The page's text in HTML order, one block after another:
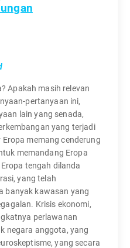
Apakah masih relevan
pertanyaan ini,
lain yang senada,
yang terjadi
memang cenderung
memandang Eropa
tengah dilanda
yang telah
banyak kawasan yang
Krisis ekonomi,
perlawanan
negara anggota, yang
yang secara